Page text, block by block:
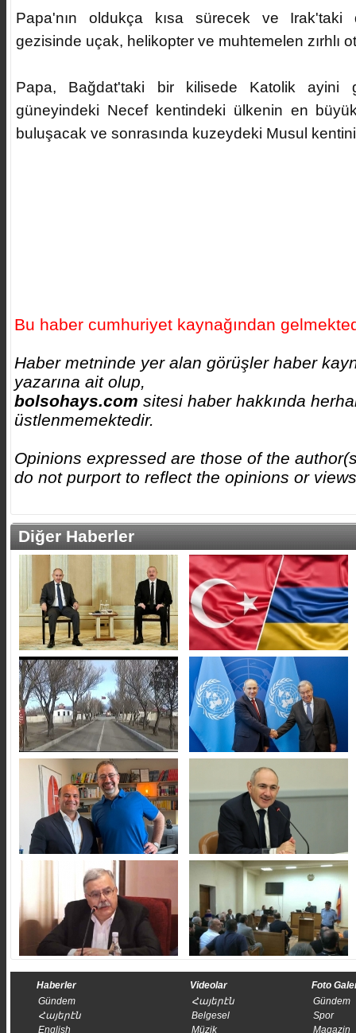
Papa'nın oldukça kısa sürecek ve Irak'taki
gezisinde uçak, helikopter ve muhtemelen zırhlı
Papa, Bağdat'taki bir kilisede Katolik ayini
güneyindeki Necef kentindeki ülkenin en
buluşacak ve sonrasında kuzeydeki Musul
Bu haber cumhuriyet kaynağından
Haber metninde yer alan görüşler haber
yazarına ait olup,
bolsohays.com sitesi haber hakkında
üstlenmemektedir.
Opinions expressed are those of the
do not purport to reflect the opinions or
Diğer Haberler
Haberler
Gündem
Հայերէն
English
Videolar
Հայերէն
Belgesel
Müzik
Foto
Gündem
Spor
Magazin